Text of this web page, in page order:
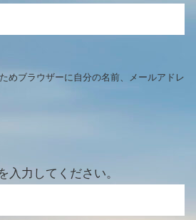
めブラウザーに自分の名前、メールアドレ
入力してください。